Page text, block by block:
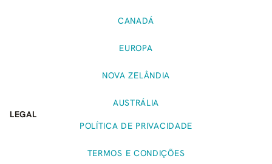
CANADÁ
EUROPA
NOVA ZELÂNDIA
AUSTRÁLIA
LEGAL
POLÍTICA DE PRIVACIDADE
TERMOS E CONDIÇÕES